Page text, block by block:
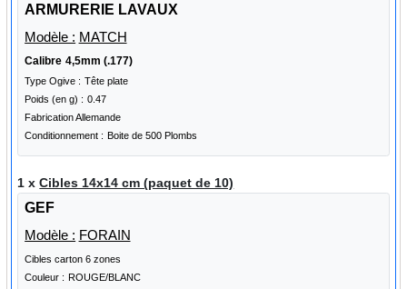
ARMURERIE LAVAUX
Modèle : MATCH
Calibre 4,5mm (.177)
Type Ogive : Tête plate
Poids (en g) : 0.47
Fabrication Allemande
Conditionnement : Boite de 500 Plombs
1 xCibles 14x14 cm (paquet de 10)
GEF
Modèle : FORAIN
Cibles carton 6 zones
Couleur : ROUGE/BLANC